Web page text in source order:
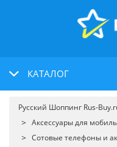
КАТАЛОГ
Русский Шоппинг Rus-
Аксессуары для
Сотовые телефоны и